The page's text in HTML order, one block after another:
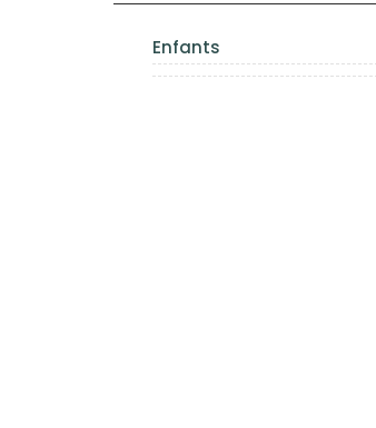
Enfants